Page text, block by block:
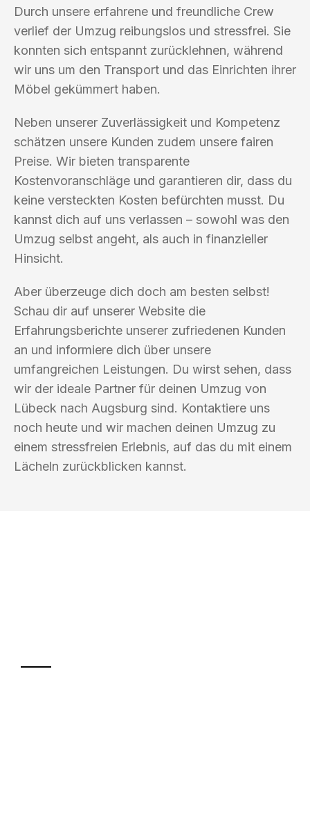
Durch unsere erfahrene und freundliche Crew
verlief der Umzug reibungslos und stressfrei. Sie
konnten sich entspannt zurücklehnen, während
wir uns um den Transport und das Einrichten ihrer
Möbel gekümmert haben.
Neben unserer Zuverlässigkeit und Kompetenz
schätzen unsere Kunden zudem unsere fairen
Preise. Wir bieten transparente
Kostenvoranschläge und garantieren dir, dass du
keine versteckten Kosten befürchten musst. Du
kannst dich auf uns verlassen – sowohl was den
Umzug selbst angeht, als auch in finanzieller
Hinsicht.
Aber überzeuge dich doch am besten selbst!
Schau dir auf unserer Website die
Erfahrungsberichte unserer zufriedenen Kunden
an und informiere dich über unsere
umfangreichen Leistungen. Du wirst sehen, dass
wir der ideale Partner für deinen Umzug von
Lübeck nach Augsburg sind. Kontaktiere uns
noch heute und wir machen deinen Umzug zu
einem stressfreien Erlebnis, auf das du mit einem
Lächeln zurückblicken kannst.